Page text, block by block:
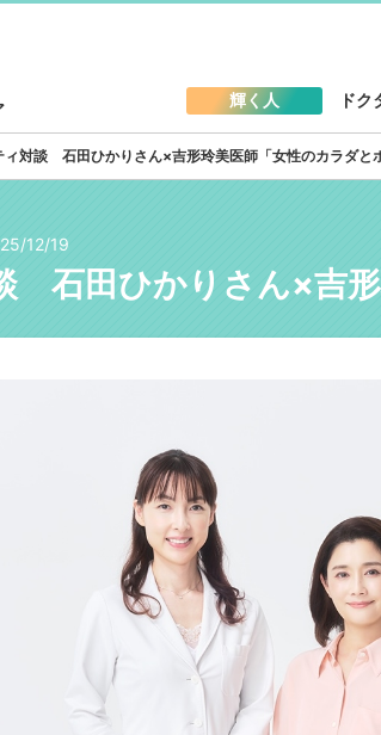
輝く人 ドク
ィ対談 石田ひかりさん×吉形玲美医師「女性のカラダと
12/19
石田ひかりさん×吉